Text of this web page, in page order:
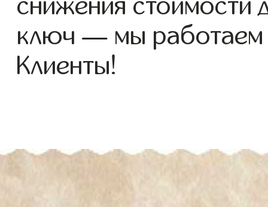
снижения стоимости
ключ — мы
Клиенты!